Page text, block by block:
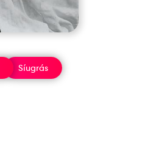
Síugrás